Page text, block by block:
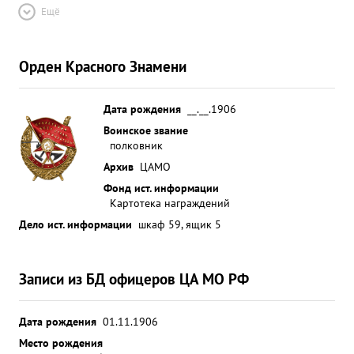
Ещё
Орден Красного Знамени
Дата рождения
__.__.1906
Воинское звание
полковник
Архив ЦАМО
Фонд ист. информации
Картотека награждений
Дело ист. информации шкаф 59, ящик 5
Записи из БД офицеров ЦА МО РФ
Дата рождения 01.11.1906
Место рождения